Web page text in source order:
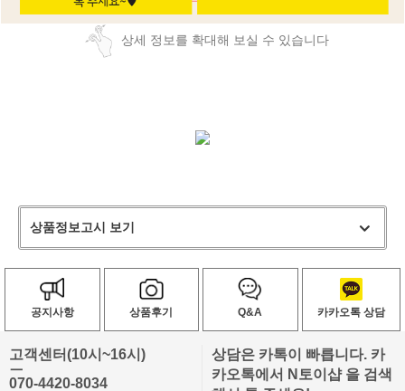
상세 정보를 확대해 보실 수 있습니다
상품정보고시 보기
공지사항 상품후기 Q&A 카카오톡 상담
고객센터(10시~16시)
ㅡ
070-4420-8034
상담은 카톡이 빠릅니다. 카
카오톡에서 N토이샵 을 검색